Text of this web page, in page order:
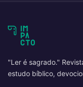
"Ler é sagrado."
estudo bíblico,